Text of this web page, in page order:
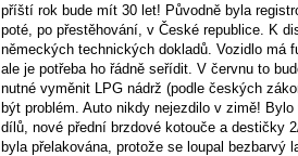
příští rok bude mít 30 let! Původně byla
poté, po přestěhování, v České republice. K
německých technických dokladů. Vozidlo má
ale je potřeba ho řádně seřídit. V červnu to
nutné vyměnit LPG nádrž (podle českých
být problém. Auto nikdy nejezdilo v zimě! Bylo
dílů, nové přední brzdové kotouče a destičky
byla přelakována, protože se loupal bezbarvý